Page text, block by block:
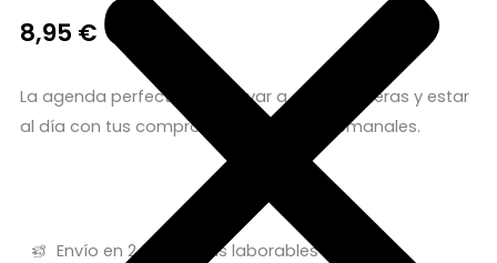
8,95 €
La agenda perfecta para llevar a dónde quieras y estar
al día con tus compromisos o tareas semanales.
Envío en 24/48 horas laborables